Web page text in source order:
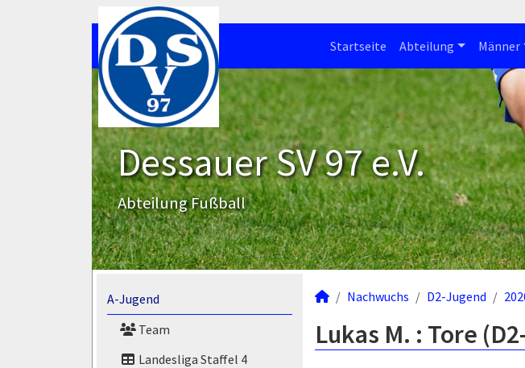
Startseite Abteilung Männer
Dessauer SV 97 e.V.
Abteilung Fußball
A-Jugend
Team
Landesliga Staffel 4
Nachwuchs D2-Jugend
Lukas M. : Tore